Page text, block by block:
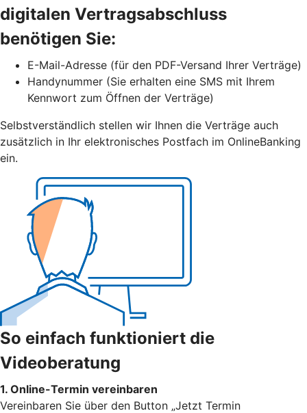
digitalen Vertragsabschluss
benötigen Sie:
E-Mail-Adresse (für den PDF-Versand Ihrer Verträge)
Handynummer (Sie erhalten eine SMS mit Ihrem
Kennwort zum Öffnen der Verträge)
Selbstverständlich stellen wir Ihnen die Verträge auch
zusätzlich in Ihr elektronisches Postfach im OnlineBanking
ein.
So einfach funktioniert die
Videoberatung
1. Online-Termin vereinbaren
Vereinbaren Sie über den Button „Jetzt Termin